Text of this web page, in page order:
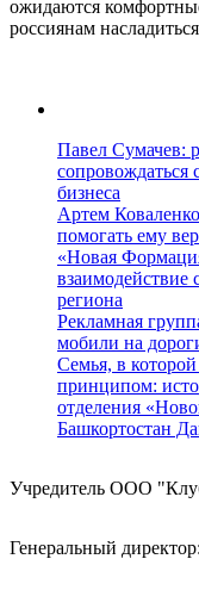
ожидаются
россиянам
Павел Сумачев:
сопровождаться
бизнеса
Артем
помогать ему
«Новая
региона
Рекламная
мобили на
Семья, в
принципом:
отделения
Башкортостан
Учредитель ООО
Генеральный